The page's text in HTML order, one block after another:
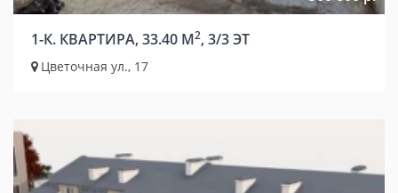
1-К. КВАРТИРА, 33.40 М2, 3/3 ЭТ
Цветочная ул., 17